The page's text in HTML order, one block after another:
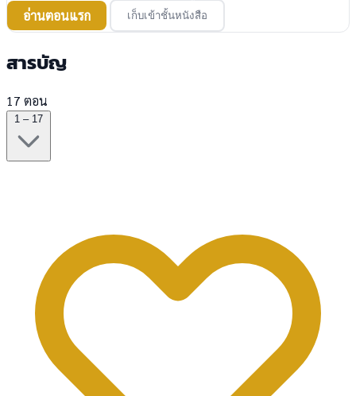
อ่านตอนแรก
เก็บเข้าชั้นหนังสือ
สารบัญ
17 ตอน
1 – 17